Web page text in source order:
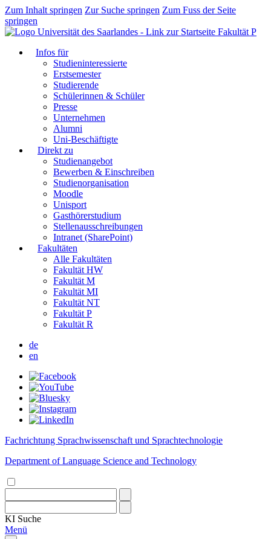
Zum Inhalt springen Zur Suche springen Zum Fuss der Seite
springen
Fakultät P
Infos für
Studieninteressierte
Erstsemester
Studierende
Schülerinnen & Schüler
Presse
Unternehmen
Alumni
Uni-Beschäftigte
Direkt zu
Studienangebot
Bewerben & Einschreiben
Studienorganisation
Moodle
Unisport
Gasthörerstudium
Stellenausschreibungen
Intranet (SharePoint)
Fakultäten
Alle Fakultäten
Fakultät HW
Fakultät M
Fakultät MI
Fakultät NT
Fakultät P
Fakultät R
de
en
Fachrichtung Sprachwissenschaft und Sprachtechnologie
Department of Language Science and Technology
KI Suche
Menü